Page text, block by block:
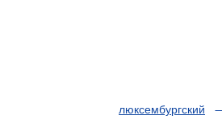
люксембургский